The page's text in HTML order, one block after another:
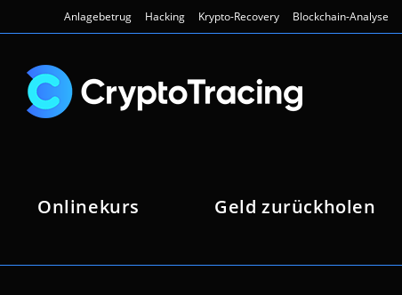
Inhalt
Anlagebetrug Hacking Krypto-Recovery Blockchain-Analyse
Onlinekurs Geld zurückholen